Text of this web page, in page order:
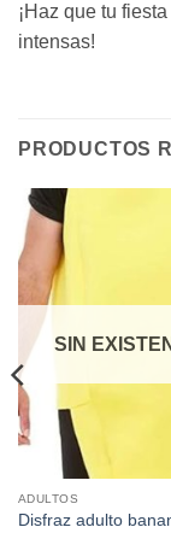
¡Haz que tu
intensas!
PRODUCTOS
SIN
ADULTOS
Disfraz adulto